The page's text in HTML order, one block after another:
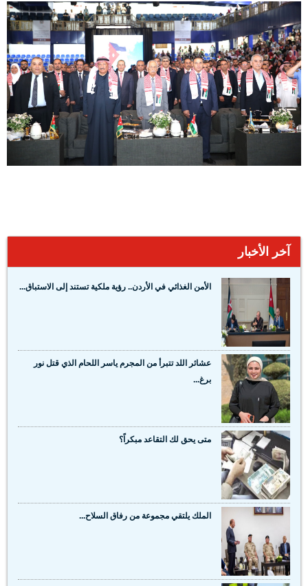
آخر الأخبار
الأمن الغذائي في الأردن.. رؤية ملكية تستند إلى الاستباق...
عشائر اللد تتبرأ من المجرم ياسر اللحام الذي قتل نور
برغ...
متى يحق لك التقاعد مبكراً؟
الملك يلتقي مجموعة من رفاق السلاح...